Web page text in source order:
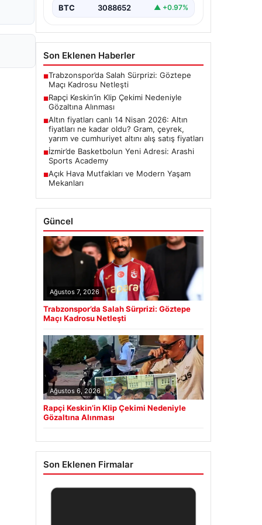
BTC 3088652 ▲ +0.97%
Son Eklenen Haberler
■Trabzonspor’da Salah Sürprizi: Göztepe
Maçı Kadrosu Netleşti
■Rapçi Keskin’in Klip Çekimi Nedeniyle
Gözaltına Alınması
■Altın fiyatları canlı 14 Nisan 2026: Altın
fiyatları ne kadar oldu? Gram, çeyrek,
yarım ve cumhuriyet altını alış satış fiyatları
■İzmir’de Basketbolun Yeni Adresi: Arashi
Sports Academy
■Açık Hava Mutfakları ve Modern Yaşam
Mekanları
Güncel
Ağustos 7, 2026
Trabzonspor’da Salah Sürprizi: Göztepe
Maçı Kadrosu Netleşti
Ağustos 6, 2026
Rapçi Keskin’in Klip Çekimi Nedeniyle
Gözaltına Alınması
Son Eklenen Firmalar